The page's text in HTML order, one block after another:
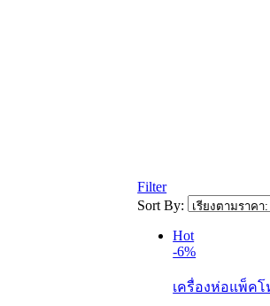
Filter
Sort By:
Hot
-6%
เครื่องห่อแพ็คโ